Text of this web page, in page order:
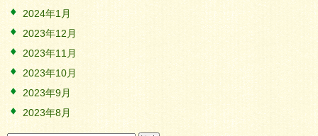
2024年1月
2023年12月
2023年11月
2023年10月
2023年9月
2023年8月